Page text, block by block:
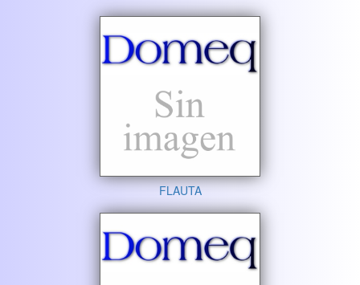
FLAUTA